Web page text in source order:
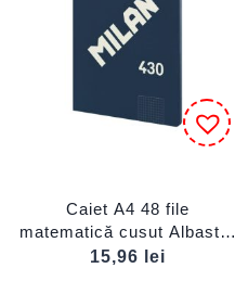
Caiet A4 48 file
matematică cusut Albastru
MILAN
15,96 lei